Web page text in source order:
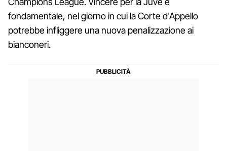
fondamentale, nel giorno in cui la Corte d'Appello
potrebbe infliggere una nuova penalizzazione ai
bianconeri.